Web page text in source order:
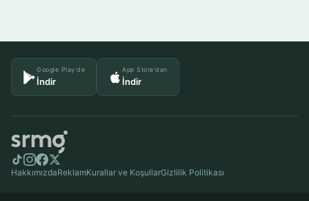
Google Play'de
İndir
App Store'dan
İndir
HakkımızdaReklamKurallar ve KoşullarGizlilik Politikası